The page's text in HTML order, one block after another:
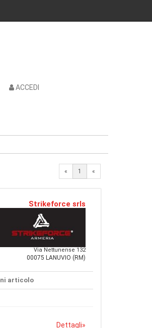
ACCEDI
« 1 «
Strikeforce srls
Via Nettunense 132
00075 LANUVIO (RM)
articolo
Dettagli»